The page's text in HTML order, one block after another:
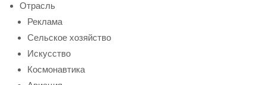
Отрасль
Реклама
Сельское хозяйство
Искусство
Космонавтика